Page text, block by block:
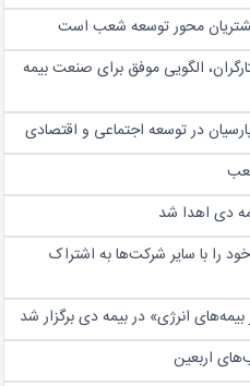
محور توسعه شعب است
الگویی موفق برای صنعت بیمه
در توسعه اجتماعی و اقتصادی
دی اهدا شد
را با سایر شرکت‌ها به اشتراک
انرژی» در بیمه دی برگزار شد
اربعین